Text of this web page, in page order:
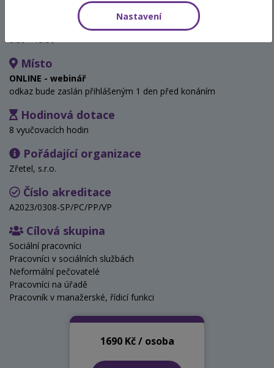
8:30 - 15:30
Místo
ONLINE - webinář
odkaz bude zaslán přihlášeným 1 den před konáním
Hodinová dotace
8 vyučovacích hodin
Pořádající organizace
Zřetel, s.r.o.
Číslo akreditace
A2023/0308-SP/PC/PP/VP
Cílová skupina
Sociální pracovníci
Pracovníci v sociálních službách
Neformální pečovatelé
Pracovníci na úřadě
Pracovník v manažerské, řídicí funkci
1690 Kč / osoba
Nastavení